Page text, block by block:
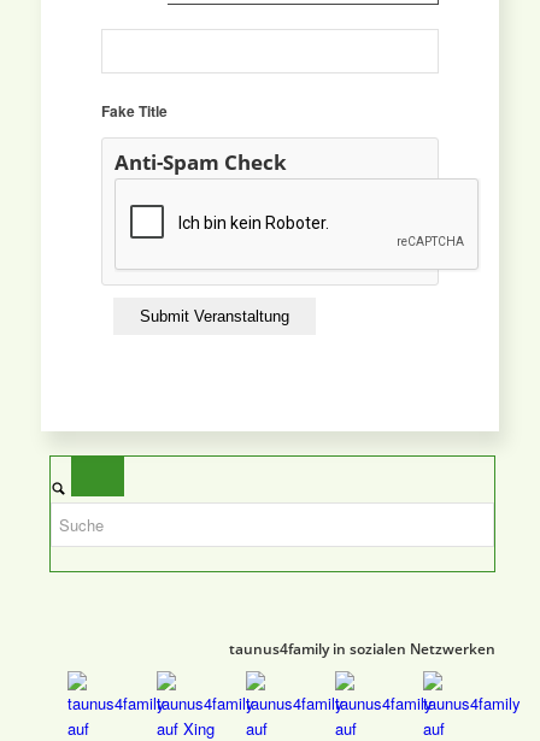
Fake Title
Anti-Spam Check
taunus4family in sozialen Netzwerken